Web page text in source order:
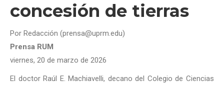
concesión de tierras
Por Redacción (prensa@uprm.edu)
Prensa RUM
viernes, 20 de marzo de 2026
El doctor Raúl E. Machiavelli, decano del Colegio de Ciencias